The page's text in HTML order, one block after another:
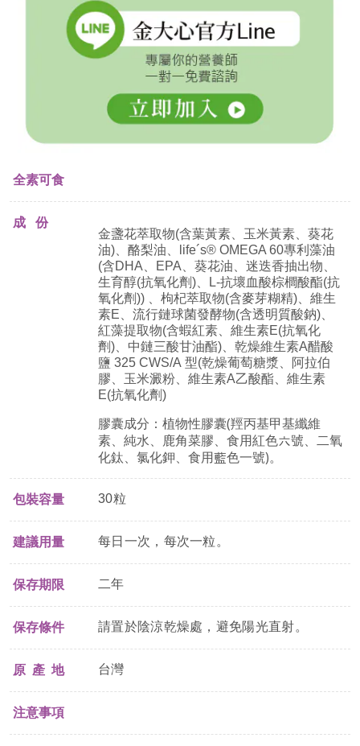
全素可食
成 份
金盞花萃取物(含葉黃素、玉米黃素、葵花
油) 、酪梨油、 life´s® OMEGA 60專利藻油
(含DHA EPA 、葵花油、迷迭香抽出物、
生育醇(抗氧化劑) L-抗壞血酸棕櫚酸酯(抗
氧化劑)) 、枸杞萃取物(含麥芽糊精) 、維生
素E 、流行鏈球菌發酵物(含透明質酸鈉)
紅藻提取物(含蝦紅素、維生素E(抗氧化
劑) 、中鏈三酸甘油酯) 、乾燥維生素A醋酸
鹽 325 CWS/A 型(乾燥葡萄糖漿、阿拉伯
膠、玉米澱粉、維生素A乙酸酯、維生素
E(抗氧化劑)
膠囊成分：植物性膠囊(羥丙基甲基纖維
素、純水、鹿角菜膠、食用紅色六號、二氧
化鈦、氯化鉀、食用藍色一號)。
包裝容量 30粒
建議用量 每日一次，每次一粒。
保存期限 二年
保存條件 請置於陰涼乾燥處，避免陽光直射。
原 產 地 台灣
注意事項